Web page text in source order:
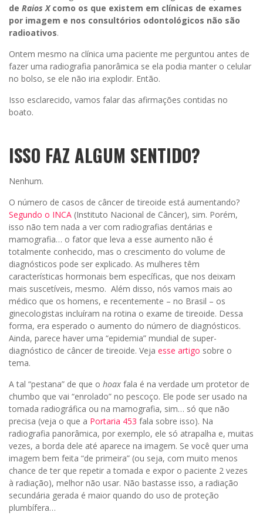
de Raios Xcomo os que existem em clínicas de exames
por imagem e nos consultórios odontológicos não são
radioativos.
Ontem mesmo na clínica uma paciente me perguntou antes de
fazer uma radiografia panorâmica se ela podia manter o celular
no bolso, se ele não iria explodir. Então.
Isso esclarecido, vamos falar das afirmações contidas no
boato.
ISSO FAZ ALGUM SENTIDO?
Nenhum.
O número de casos de câncer de tireoide está aumentando?
Segundo o INCA (Instituto Nacional de Câncer), sim. Porém,
isso não tem nada a ver com radiografias dentárias e
mamografia… o fator que leva a esse aumento não é
totalmente conhecido, mas o crescimento do volume de
diagnósticos pode ser explicado. As mulheres têm
características hormonais bem específicas, que nos deixam
mais suscetíveis, mesmo. Além disso, nós vamos mais ao
médico que os homens, e recentemente – no Brasil – os
ginecologistas incluíram na rotina o exame de tireoide. Dessa
forma, era esperado o aumento do número de diagnósticos.
Ainda, parece haver uma “epidemia” mundial de super-
diagnóstico de câncer de tireoide. Veja esse artigo sobre o
tema.
A tal “pestana” de que o hoax fala é na verdade um protetor de
chumbo que vai “enrolado” no pescoço. Ele pode ser usado na
tomada radiográfica ou na mamografia, sim… só que não
precisa (veja o que a Portaria 453 fala sobre isso). Na
radiografia panorâmica, por exemplo, ele só atrapalha e, muitas
vezes, a borda dele até aparece na imagem. Se você quer uma
imagem bem feita “de primeira” (ou seja, com muito menos
chance de ter que repetir a tomada e expor o paciente 2 vezes
à radiação), melhor não usar. Não bastasse isso, a radiação
secundária gerada é maior quando do uso de proteção
plumbífera…